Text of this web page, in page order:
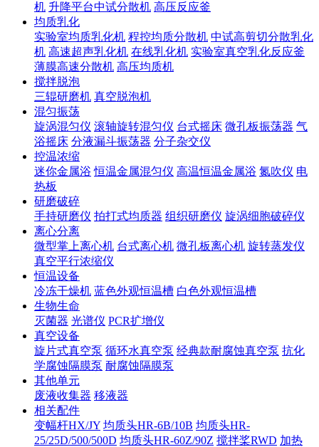
机 升降平台中试分散机 高压反应釜
均质乳化
实验室均质乳化机 程控均质分散机 中试高剪切分散乳化
机 高速超声乳化机 在线乳化机 实验室真空乳化反应釜
薄膜高速分散机 高压均质机
搅拌脱泡
三辊研磨机 真空脱泡机
混匀振荡
旋涡混匀仪 滚轴旋转混匀仪 台式摇床 微孔板振荡器 气
浴摇床 分液漏斗振荡器 分子杂交仪
控温浓缩
迷你金属浴 恒温金属混匀仪 高温恒温金属浴 氮吹仪 电
热板
研磨破碎
手持研磨仪 拍打式均质器 组织研磨仪 旋涡细胞破碎仪
离心分离
微型掌上离心机 台式离心机 微孔板离心机 旋转蒸发仪
真空平行浓缩仪
恒温设备
冷冻干燥机 蓝色外观恒温槽 白色外观恒温槽
生物生命
灭菌器 光谱仪 PCR扩增仪
真空设备
旋片式真空泵 循环水真空泵 经典款耐腐蚀真空泵 抗化
学腐蚀隔膜泵 耐腐蚀隔膜泵
其他单元
废液收集器 移液器
相关配件
变幅杆HX/JY 均质头HR-6B/10B 均质头HR-
25/25D/500/500D 均质头HR-60Z/90Z 搅拌桨RWD 加热